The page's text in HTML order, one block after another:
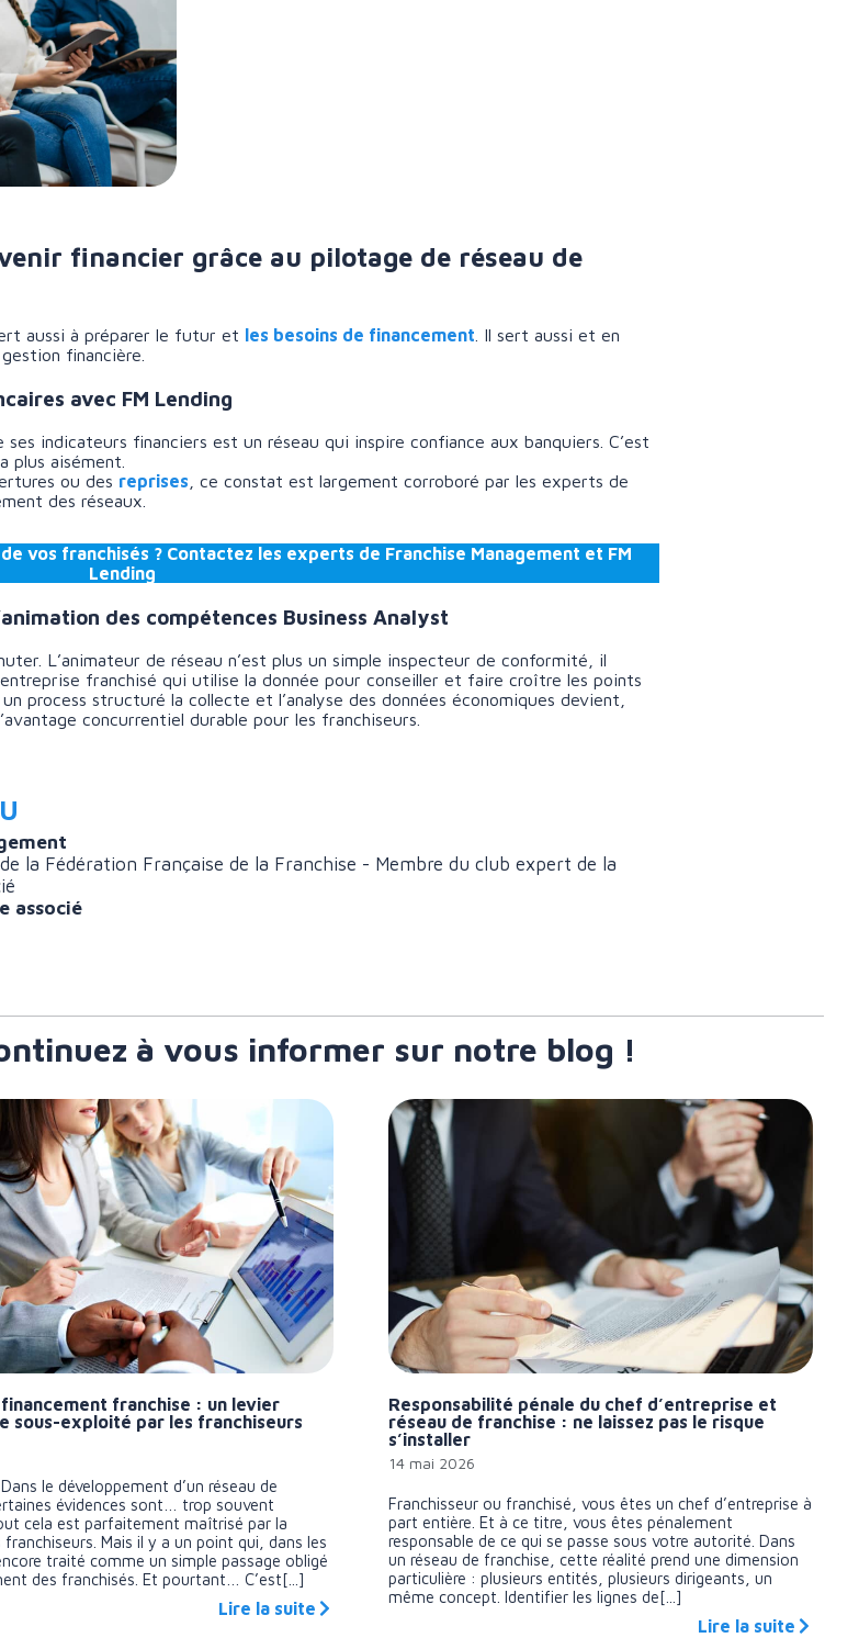
financier grâce au pilotage de réseau de
aussi à préparer le futur et les besoins de financement . Il sert aussi et en
financière.
avec FM Lending
indicateurs financiers est un réseau qui inspire confiance aux banquiers. C’est
plus aisément.
ou des reprises , ce constat est largement corroboré par les experts de
des réseaux.
vos franchisés ? Contactez les experts de Franchise Management et FM
Lending
des compétences Business Analyst
L’animateur de réseau n’est plus un simple inspecteur de conformité, il
franchisé qui utilise la donnée pour conseiller et faire croître les points
process structuré la collecte et l’analyse des données économiques devient,
concurrentiel durable pour les franchiseurs.
la Fédération Française de la Franchise - Membre du club expert de la
associé
à vous informer sur notre blog !
franchise : un levier
sous-exploité par les franchiseurs
le développement d’un réseau de
évidences sont… trop souvent
cela est parfaitement maîtrisé par la
Mais il y a un point qui, dans les
traité comme un simple passage obligé
des franchisés. Et pourtant… C’est[...]
Lire la suite
Responsabilité pénale du chef d’entreprise et
réseau de franchise : ne laissez pas le risque
s’installer
14 mai 2026
Franchisseur ou franchisé, vous êtes un chef d’entreprise à
part entière. Et à ce titre, vous êtes pénalement
responsable de ce qui se passe sous votre autorité. Dans
un réseau de franchise, cette réalité prend une dimension
particulière : plusieurs entités, plusieurs dirigeants, un
même concept. Identifier les lignes de[...]
Lire la suite